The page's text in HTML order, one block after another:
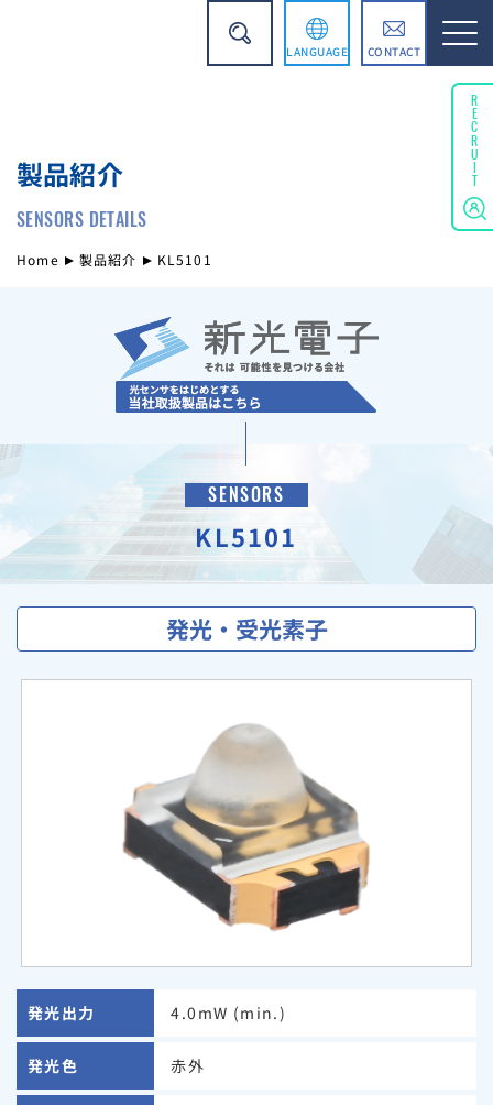
LANGUAGE CONTACT
製品紹介
SENSORS DETAILS
Home 製品紹介 KL5101
SENSORS
KL5101
発光・受光素子
発光出力 4.0mW (min.)
発光色 赤外
RECRUIT